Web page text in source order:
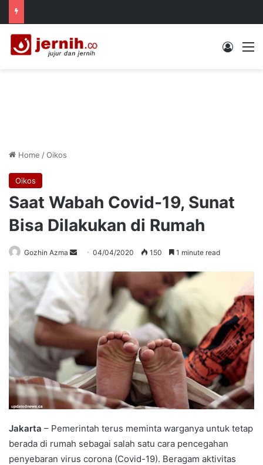
Log In
Home /Oikos
Oikos
Saat Wabah Covid-19, Sunat
Bisa Dilakukan di Rumah
Gozhin Azma
Send04/04/2020 150 1 minute read
Jakarta – Pemerintah terus meminta warganya untuk tetap
berada di rumah sebagai salah satu cara pencegahan
penyebaran virus corona (Covid-19). Beragam aktivitas